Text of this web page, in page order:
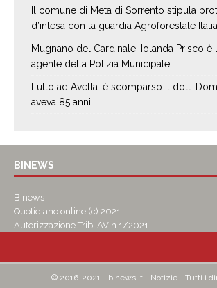
Il comune di Meta di Sorrento stipula
d’intesa con la guardia Agroforestale
Mugnano del Cardinale, Iolanda Prisco è
agente della Polizia Municipale
Lutto ad Avella: è scomparso il dott.
aveva 85 anni
BINEWS
Binews
Quotidiano online (c) 2021
Autorizzazione Trib. AV n.1/2021
© 2016-2021 - binews.it - Notizie - Tutti i